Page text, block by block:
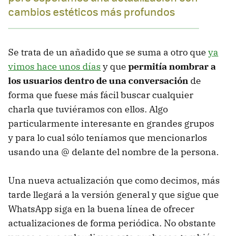
cambios estéticos más profundos
Se trata de un añadido que se suma a otro que ya
vimos hace unos días y que permitía nombrar a
los usuarios dentro de una conversación de
forma que fuese más fácil buscar cualquier
charla que tuviéramos con ellos. Algo
particularmente interesante en grandes grupos
y para lo cual sólo teníamos que mencionarlos
usando una @ delante del nombre de la persona.
Una nueva actualización que como decimos, más
tarde llegará a la versión general y que sigue que
WhatsApp siga en la buena línea de ofrecer
actualizaciones de forma periódica. No obstante